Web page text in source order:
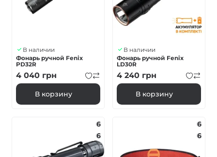
В наличии
Фонарь ручной Fenix ​​
PD32R
4 040 грн
В корзину
В наличии
Фонарь ручной Fenix ​​
LD30R
4 240 грн
В корзину
6
6
6
6